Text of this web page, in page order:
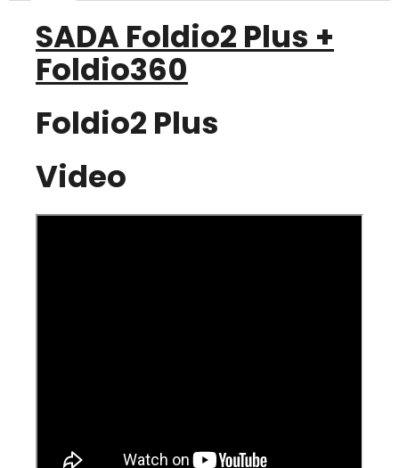
SADA Foldio2 Plus +
Foldio360
Foldio2 Plus
Video